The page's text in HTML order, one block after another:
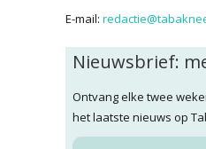
E-mail:
Nieuwsbrief:
Ontvang elke twee
het laatste nieuws op